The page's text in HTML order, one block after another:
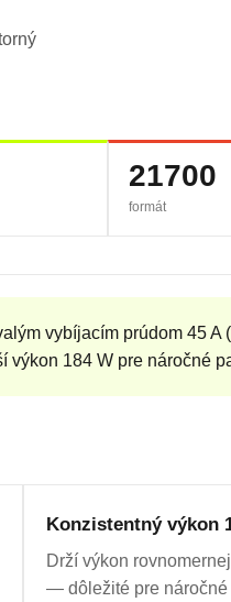
21700
formát
vybíjacím prúdom 45 A
184 W pre náročné
Konzistentný výkon
Drží výkon
— dôležité pre